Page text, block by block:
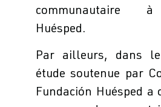
communautaire à
Huésped.
Par ailleurs, dans le
étude soutenue par
Fundación Huésped a